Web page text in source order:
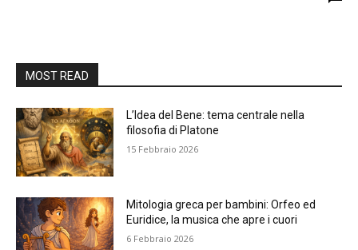
MOST READ
L’Idea del Bene: tema centrale nella
filosofia di Platone
15 Febbraio 2026
Mitologia greca per bambini: Orfeo ed
Euridice, la musica che apre i cuori
6 Febbraio 2026